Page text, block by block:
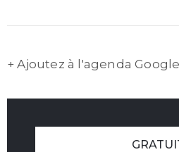
+ Ajoutez à l'agenda Google